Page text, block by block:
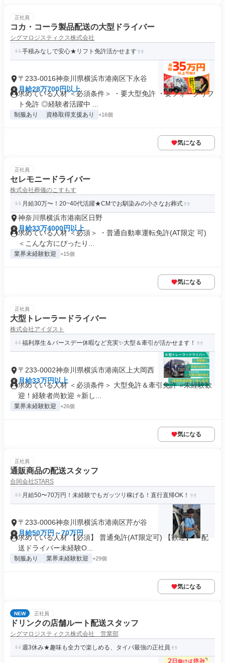
正社員
コカ・コーラ製品配送の大型ドライバー
シグマロジスティクス株式会社
手積みなしで安心★リフト免許活かせます
〒233-0016神奈川県横浜市港南区下永谷
月給28万700円以上
求めている人材 ＜必須条件＞ ・要大型免許 ・要フォークリフ
ト免許 ◎経験者活躍中 ...
制服あり 資格取得支援あり +16個
気になる
正社員
セレモニードライバー
株式会社葬儀のこすもす
月給30万〜！20~40代活躍★CMでお馴染みの小さなお葬式
神奈川県横浜市港南区日野
月給33万4000円以上
求めている人材 ＜必須＞ ・普通自動車運転免許(AT限定 可)
＜こんな方にぴったり...
業界未経験歓迎 +15個
気になる
正社員
大型トレーラードライバー
株式会社アイダスト
福利厚生＆バースデー休暇など充実✨大型＆牽引が活かせます！
〒233-0002神奈川県横浜市港南区上大岡西
月給33万円以上
求めている人材 ＜必須条件＞ 大型免許＆牽引免許 ⭐未経験歓
迎！経験者尚歓迎 ⭐新し...
業界未経験歓迎 +26個
気になる
正社員
通販商品の配送スタッフ
合同会社STARS
月給50〜70万円！未経験でもガッツリ稼げる！直行直帰OK！
〒233-0006神奈川県横浜市港南区芹が谷
月給50万円～70万円
求めている人材 【必須】 普通免許(AT限定可) 【歓迎】 ・配
送ドライバー未経験O...
制服あり 業界未経験歓迎 +29個
気になる
NEW 正社員
ドリンクの店舗ルート配送スタッフ
シグマロジスティクス株式会社 営業部
週3休み★趣味も全力で楽しめる、タイパ最強の正社員